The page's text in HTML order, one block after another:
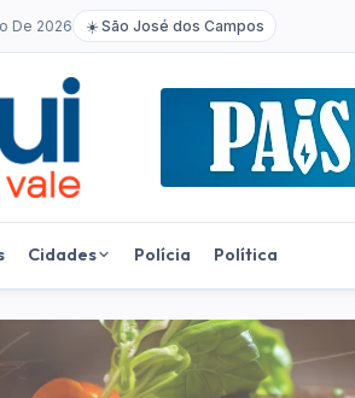
De 2026 ☀️ São José dos Campos
Cidades Polícia Política